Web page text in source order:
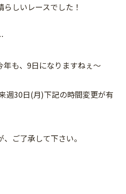
しいレースでした！
年も、9日になりますねぇ〜
週30日(月)下記の時間変更が有
ご了承して下さい。